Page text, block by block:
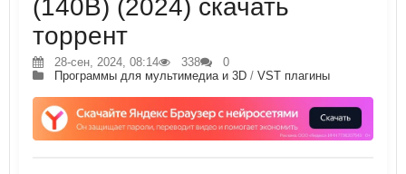
(140B) (2024) скачать
торрент
28-сен, 2024, 08:14 338
0
Программы для мультимедиа и 3D / VST плагины